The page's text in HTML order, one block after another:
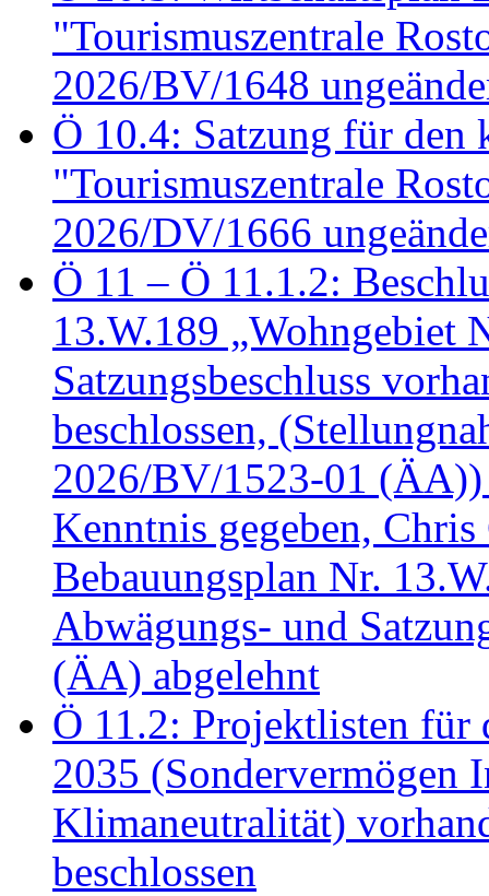
"Tourismuszentrale
2026/BV/1648
Ö 10.4: Satzung für den
"Tourismuszentrale
2026/DV/1666
Ö 11 – Ö 11.1.2:
13.W.189 „Wohngebiet
Satzungsbeschluss
beschlossen,
2026/BV/1523-01
Kenntnis gegeben,
Bebauungsplan Nr.
Abwägungs- und
(ÄA) abgelehnt
Ö 11.2: Projektlisten für
2035 (Sondervermögen
Klimaneutralität)
beschlossen